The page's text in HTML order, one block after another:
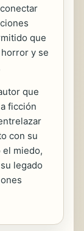
que
y se
que
ficción
con su
miedo,
legado